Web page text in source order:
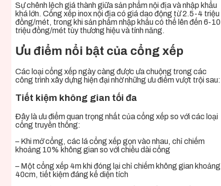
Sự chênh lệch giá thành giữa sản phẩm nội địa và nhập khẩu
khá lớn. Cổng xếp inox nội địa có giá dao động từ 2.5-4 triệu
đồng/mét, trong khi sản phẩm nhập khẩu có thể lên đến 6-10
triệu đồng/mét tùy thương hiệu và tính năng.
Ưu điểm nổi bật của cổng xếp
Các loại cổng xếp ngày càng được ưa chuộng trong các
công trình xây dựng hiện đại nhờ những ưu điểm vượt trội sau:
Tiết kiệm không gian tối đa
Đây là ưu điểm quan trọng nhất của cổng xếp so với các loại
cổng truyền thống:
– Khi mở cổng, các lá cổng xếp gọn vào nhau, chỉ chiếm
khoảng 10% không gian so với chiều dài cổng
– Một cổng xếp 4m khi đóng lại chỉ chiếm không gian khoảng
40cm, tiết kiệm đáng kể diện tích